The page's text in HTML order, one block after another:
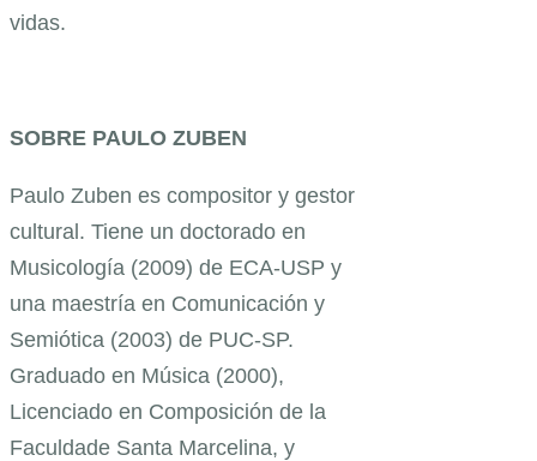
vidas.
SOBRE PAULO ZUBEN
Paulo Zuben es compositor y gestor
cultural. Tiene un doctorado en
Musicología (2009) de ECA-USP y
una maestría en Comunicación y
Semiótica (2003) de PUC-SP.
Graduado en Música (2000),
Licenciado en Composición de la
Faculdade Santa Marcelina, y